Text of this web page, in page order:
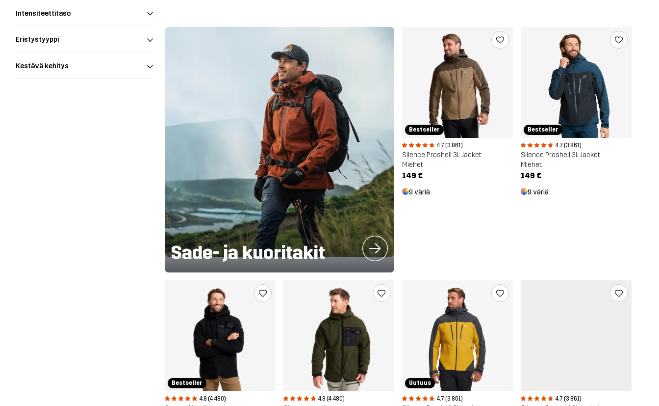
Intensiteettitaso
Eristystyyppi
Kestävä kehitys
Sade- ja kuoritakit
Bestseller
4.7 (3 861)
Silence Proshell 3L Jacket
Miehet
149 €
9 väriä
Bestseller
4.7 (3 861)
Silence Proshell 3L Jacket
Miehet
149 €
9 väriä
Bestseller
4.8 (4 480) 4.8 (4 480)
Uutuus
4.7 (3 861) 4.7 (3 861)